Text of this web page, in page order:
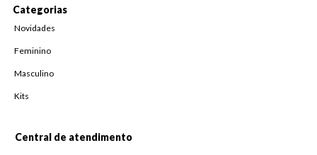
Categorias
Novidades
Feminino
Masculino
Kits
Central de atendimento